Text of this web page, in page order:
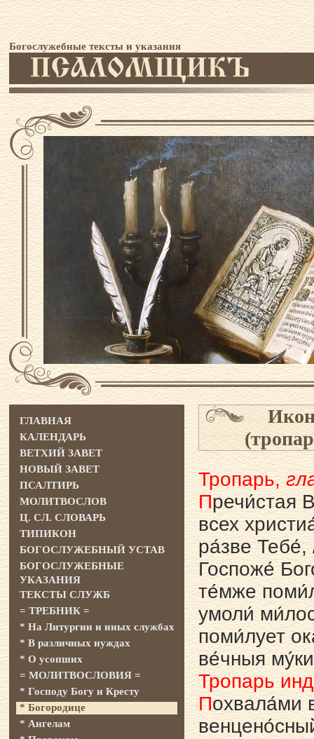
Богослужебные тексты и указания
Тропарь,
Пречи́стая
всех
ра́зве
Госпоже́
те́мже
умоли́
поми́лует
ве́чныя
Тропарь
Похвала́ми
ГЛАВНАЯ
КАЛЕНДАРЬ
ВЕТХИЙ ЗАВЕТ
НОВЫЙ ЗАВЕТ
ПСАЛТИРЬ
МОЛИТВОСЛОВ
Ц. СЛ. СЛОВАРЬ
ТИПИКОН
БОГОСЛУЖЕБНЫЙ УСТАВ
БОГОСЛУЖЕБНЫЕ
УКАЗАНИЯ
ТЕКСТЫ СЛУЖБ
= ТРЕБНИК =
* На Литургии и иных службах
* В различных нуждах
* О усопших
= МОЛИТВОСЛОВИЯ =
* Господу Богу и Кресту
* Богородице
* Ангелам